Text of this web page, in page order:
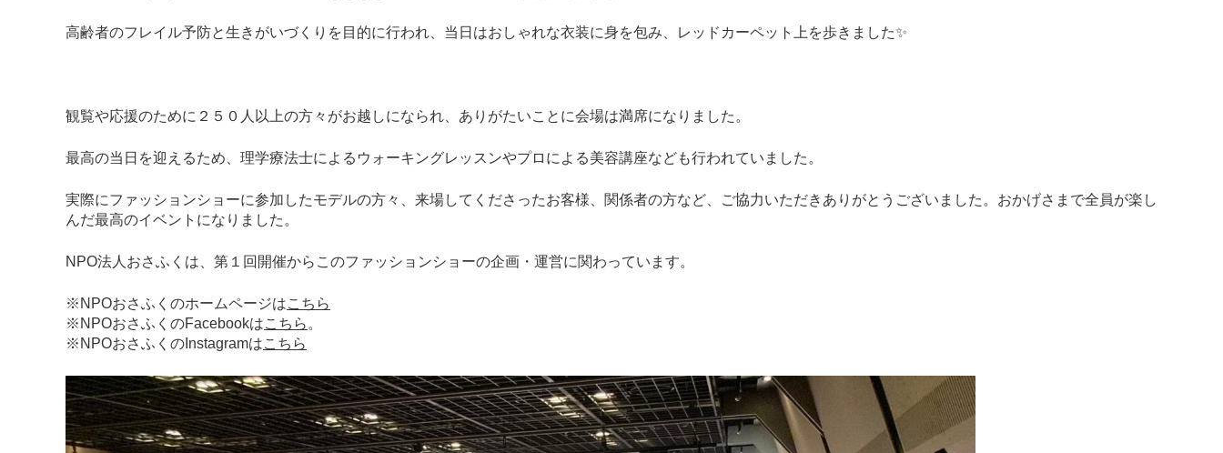
高齢者のフレイル予防と生きがいづくりを目的に行われ、当日はおしゃれな衣装に身を包み、レッドカーペット上を歩きました✨️
観覧や応援のために２５０人以上の方々がお越しになられ、ありがたいことに会場は満席になりました。
最高の当日を迎えるため、理学療法士によるウォーキングレッスンやプロによる美容講座なども行われていました。
実際にファッションショーに参加したモデルの方々、来場してくださったお客様、関係者の方など、ご協力いただきありがとうございました。おかげさまで全員が楽し
んだ最高のイベントになりました。
NPO法人おさふくは、第１回開催からこのファッションショーの企画・運営に関わっています。
※NPOおさふくのホームページはこちら
※NPOおさふくのFacebookはこちら。
※NPOおさふくのInstagramはこちら